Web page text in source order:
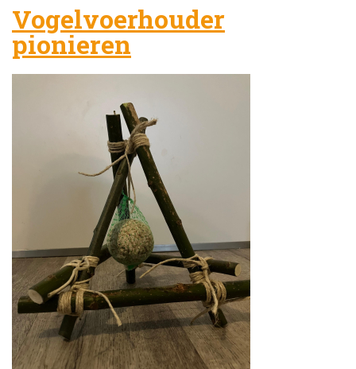
Vogelvoerhouder
pionieren